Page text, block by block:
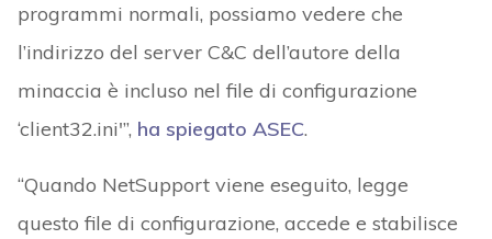
programmi normali, possiamo vedere che
l’indirizzo del server C&C dell’autore della
minaccia è incluso nel file di configurazione
‘client32.ini'”, ha spiegato ASEC.
“Quando NetSupport viene eseguito, legge
questo file di configurazione, accede e stabilisce